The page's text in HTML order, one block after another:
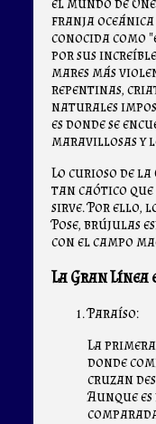
franja
conocida como
por sus
mares más
repentinas,
naturales
es donde se
maravillosas y
Lo curioso de la
tan caótico
sirve. Por ello,
Pose, brújulas
con el campo
La Gran
Paraíso:
La
donde
cruzan
Aunque